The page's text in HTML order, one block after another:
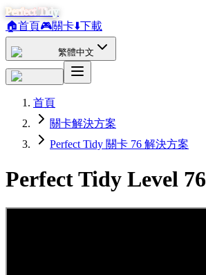
Perfect Tidy
🏠首頁🎮關卡⬇️下載
繁體中文
首頁
關卡解決方案
Perfect Tidy 關卡 76 解決方案
Perfect Tidy Level 76